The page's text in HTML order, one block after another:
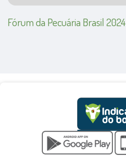
Fórum da Pecuária Brasil 2024